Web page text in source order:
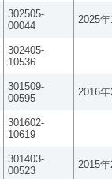
302505-
00044
2025
302405-
10536
301509-
00595
2016
301602-
10619
301403-
00523
2015